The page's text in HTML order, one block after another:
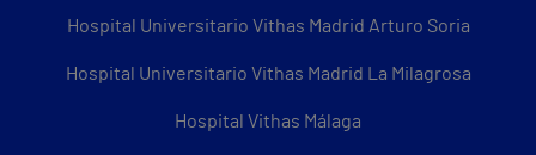
Hospital Universitario Vithas Madrid Arturo Soria
Hospital Universitario Vithas Madrid La Milagrosa
Hospital Vithas Málaga